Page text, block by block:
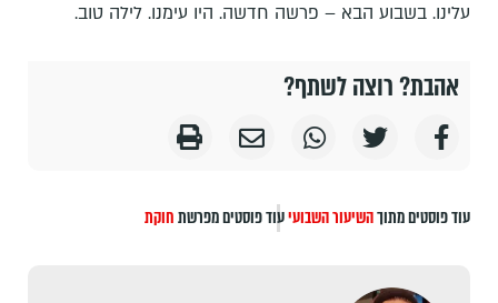
עלינו. בשבוע הבא – פרשה חדשה. היו עימנו. לילה טוב.
אהבת? רוצה לשתף?
עוד פוסטים מתוךהשיעור השבועיעוד פוסטים מפרשתחוקת